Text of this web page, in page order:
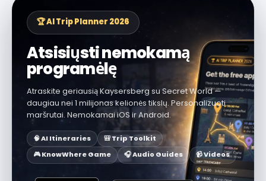
🏆 AI Trip Planner 2026
Atsisiųsti nemokamą
programėlę
Atraskite geriausią Kaysersberg su Secret World —
daugiau nei 1 milijonas kelionės tikslų. Personalizuoti
maršrutai. Nemokamai iOS ir Android.
🧠 AI Itineraries
🎒 Trip Toolkit
🎮 KnowWhere Game
🎧 Audio Guides 📹 Videos